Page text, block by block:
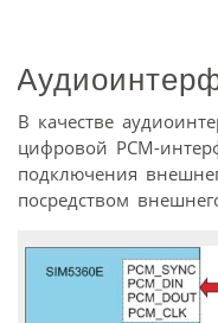
В качестве
цифровой PCM-
подключения
посредством